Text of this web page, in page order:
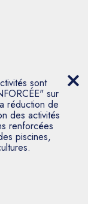
sont
sur
réduction de
des activités
renforcées
piscines,